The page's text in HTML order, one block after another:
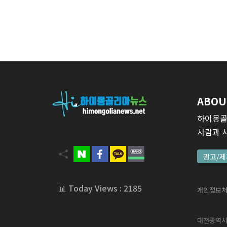
📊 Today Views : 2185
하이몽
사람과
광고/
개인정보
대전광역